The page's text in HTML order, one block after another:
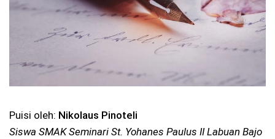
Puisi oleh: Nikolaus Pinoteli
Siswa SMAK Seminari St. Yohanes Paulus II Labuan Bajo